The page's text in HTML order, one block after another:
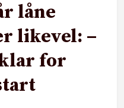
låne
likevel: –
for